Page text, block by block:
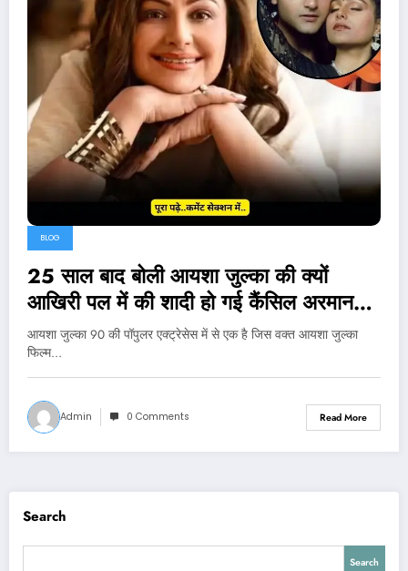
BLOG
25 साल बाद बोली आयशा जुल्का की क्यों
आखिरी पल में की शादी हो गई कैंसिल अरमान
कोहली के साथ..
आयशा जुल्का 90 की पॉपुलर एक्ट्रेसेस में से एक है जिस वक्त आयशा जुल्का
फिल्म…
Admin 0 Comments Read More
Search
Search